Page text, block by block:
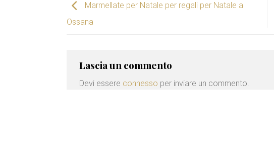
Marmellate per Natale per regali per Natale a
Ossana
Lascia un commento
Devi essere connesso per inviare un commento.